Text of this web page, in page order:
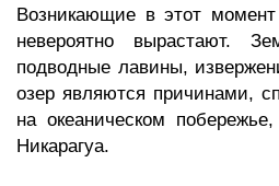
Возникающие в этот
невероятно вырастают.
подводные лавины,
озер являются причинами,
на океаническом
Никарагуа.